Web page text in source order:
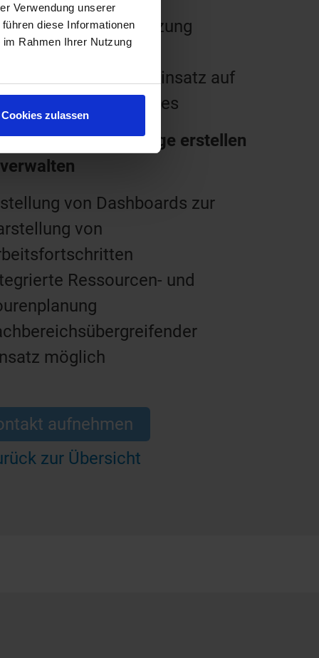
Verwendung unserer
diese Informationen
Rahmen Ihrer Nutzung
Cookies zulassen
oder Offlinenutzung
für mobilen Einsatz auf
und Smartphones
manager – Aufträge erstellen
von Dashboards zur
von
Ressourcen- und
möglich
aufnehmen
zur Übersicht